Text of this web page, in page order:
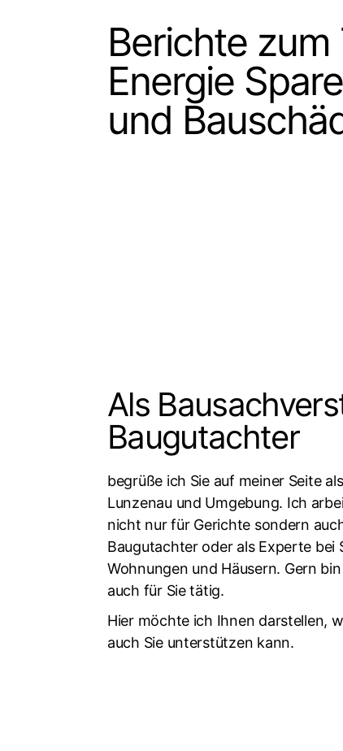
Berichte zum
Energie
und
Als
Baugutachter
begrüße ich Sie auf meiner Seite
Lunzenau und Umgebung. Ich
nicht nur für Gerichte sondern
Baugutachter oder als Experte bei
Wohnungen und Häusern. Gern
auch für Sie tätig.
Hier möchte ich Ihnen darstellen,
auch Sie unterstützen kann.